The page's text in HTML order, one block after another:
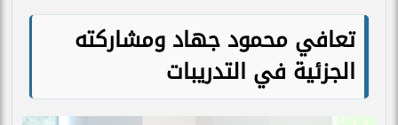
تعافي محمود جهاد ومشاركته
الجزئية في التدريبات